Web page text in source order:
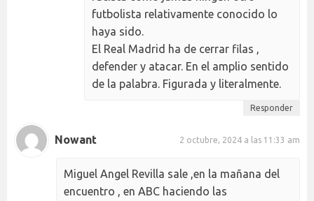
futbolista relativamente conocido lo
haya sido.
El Real Madrid ha de cerrar filas ,
defender y atacar. En el amplio sentido
de la palabra. Figurada y literalmente.
Responder
Nowant 2 octubre, 2024 a las 11:33 am
Miguel Angel Revilla sale ,en la mañana del
encuentro , en ABC haciendo las